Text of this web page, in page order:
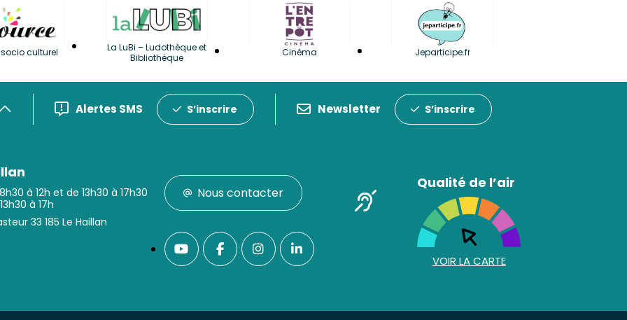
culturel
La LuBi – Ludothèque et
Bibliothèque
Cinéma Jeparticipe.fr
Alertes SMS S’inscrire Newsletter S’inscrire
à 12h et de 13h30 à 17h30
à 17h
33 185 Le Haillan
Nous contacter
Qualité de l’air
VOIR LA CARTE